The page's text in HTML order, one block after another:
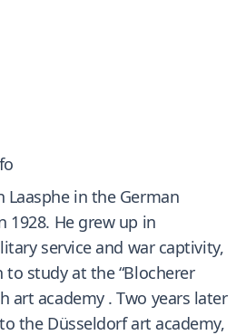
Laasphe in the German
1928. He grew up in
service and war captivity,
to study at the “Blocherer
art academy . Two years later
the Düsseldorf art academy,